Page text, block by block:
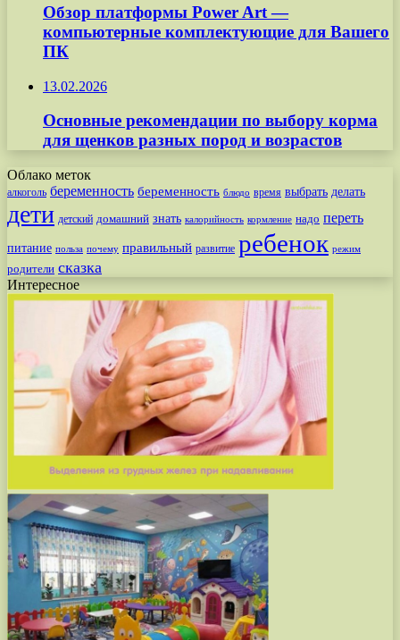
Обзор платформы Power Art —
компьютерные комплектующие для Вашего
ПК
13.02.2026
Основные рекомендации по выбору корма
для щенков разных пород и возрастов
Облако меток
алкоголь беременность беременность блюдо время выбрать делать
дети детский домашний знать калорийность кормление надо переть
питание польза почему правильный развитие ребенок режим
родители сказка
Интересное